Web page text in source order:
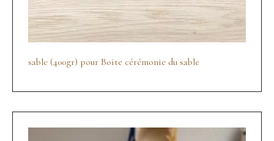
sable (400gr) pour Boite cérémonie du sable